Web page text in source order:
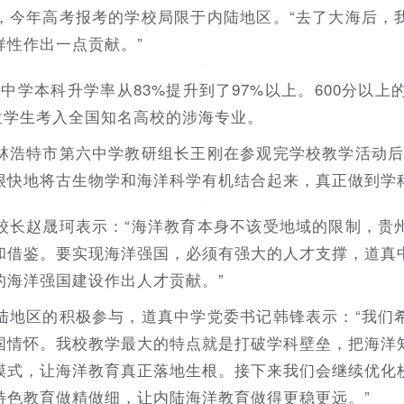
今年高考报考的学校局限于内陆地区。“去了大海后，
作出一点贡献。”
学本科升学率从83%提升到了97%以上。600分以上
生考入全国知名高校的涉海专业。
浩特市第六中学教研组长王刚在参观完学校教学活动
地将古生物学和海洋科学有机结合起来，真正做到学
长赵晟珂表示：“海洋教育本身不该受地域的限制，贵
鉴。要实现海洋强国，必须有强大的人才支撑，道
洋强国建设作出人才贡献。”
地区的积极参与，道真中学党委书记韩锋表示：“我们
怀。我校教学最大的特点就是打破学科壁垒，把海
，让海洋教育真正落地生根。接下来我们会继续优
教育做精做细，让内陆海洋教育做得更稳更远。”